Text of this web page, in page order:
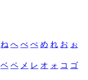
ね へ べ ぺ め れ お ぉ
ベ ペ メ レ オ ォ コ ゴ